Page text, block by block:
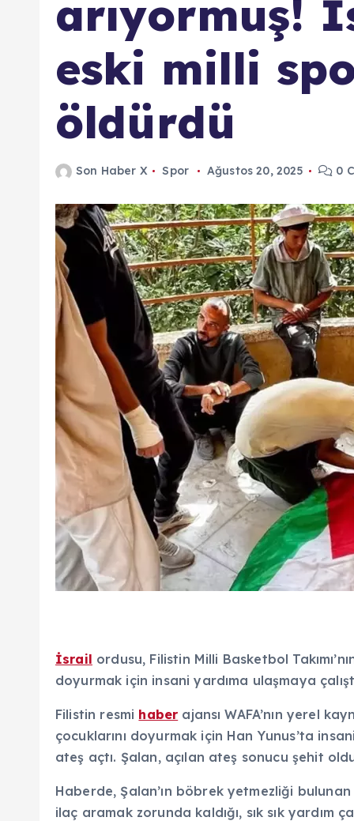
arıyormuş!
eski milli
öldürdü
Son Haber X Spor Ağustos 20, 2025 0
İsrail ordusu, Filistin Milli Basketbol
doyurmak için insani yardıma ulaşmaya
Filistin resmi haber ajansı WAFA’nın yerel
çocuklarını doyurmak için Han Yunus’ta
ateş açtı. Şalan, açılan ateş sonucu şehit
Haberde, Şalan’ın böbrek yetmezliği
ilaç aramak zorunda kaldığı, sık sık yardım